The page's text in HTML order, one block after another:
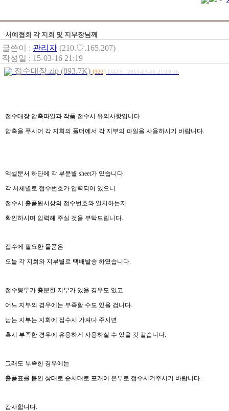
서예협회 각 지회 및 지부장님께
글쓴이 : 관리자 (210.♡.165.207)
작성일 : 15-03-16 21:19
접수대장.zip (893.7K) [322] DATE : 2015-03-16 21:19:16
접수대장 압축파일과 작품 접수시 유의사항입니다.
압축을 푸시어 각 지회의 폴더에서 각 지부의 파일을 사용하시기 바랍니다.
엑셀문서 하단에 각 부문별 sheet가 있습니다.
각 서체별로 접수번호가 입력되어 있으니
접수시 출품원서상의 접수번호와 일치하는지
확인하시며 입력해 주실 것을 부탁드립니다.
접수에 필요한 물품은
오늘 각 지회와 지부별로 택배발송 하였습니다.
접수봉투가 충분한 지부가 있을 경우도 있고
어느 지부의 경우에는 부족할 수도 있을 겁니다.
남는 지부는 지회에 접수시 가져다 주시면
혹시 부족한 경우에 유용하게 사용하실 수 있을 것 같습니다.
그래도 부족한 경우에는
출품표를 붙인 상태로 순서대로 포개어 본부로 접수시켜주시기 바랍니다.
감사합니다.